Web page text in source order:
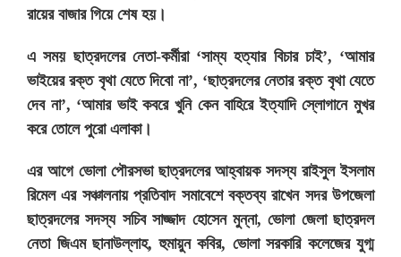
রায়ের বাজার গিয়ে শেষ হয়।
এ সময় ছাত্রদলের নেতা-কর্মীরা ‘সাম্য হত্যার বিচার চাই’, ‘আমার
ভাইয়ের রক্ত বৃথা যেতে দিবো না’, ‘ছাত্রদলের নেতার রক্ত বৃথা যেতে
দেব না’, ‘আমার ভাই কবরে খুনি কেন বাহিরে ইত্যাদি স্লোগানে মুখর
করে তোলে পুরো এলাকা।
এর আগে ভোলা পৌরসভা ছাত্রদলের আহ্বায়ক সদস্য রাইসুল ইসলাম
রিমেল এর সঞ্চালনায় প্রতিবাদ সমাবেশে বক্তব্য রাখেন সদর উপজেলা
ছাত্রদলের সদস্য সচিব সাজ্জাদ হোসেন মুন্না, ভোলা জেলা ছাত্রদল
নেতা জিএম ছানাউল্লাহ, হুমায়ুন কবির, ভোলা সরকারি কলেজের যুগ্ম